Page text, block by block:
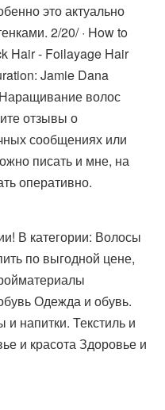
это актуально
2/20/ · How to
Hair - Foilayage Hair
Jamie Dana
волос
отзывы о
сообщениях или
писать и мне, на
оперативно.
В категории: Волосы
по выгодной цене,
Одежда и обувь.
напитки. Текстиль и
и красота Здоровье и